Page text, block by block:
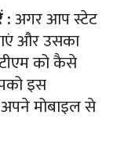
:अगर आप स्टेट
और उसका
को कैसे
इस
मोबाइल से